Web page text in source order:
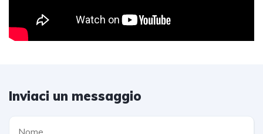
Inviaci un messaggio